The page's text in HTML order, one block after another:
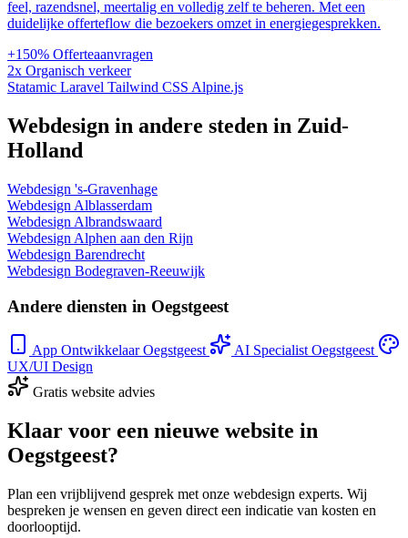
feel, razendsnel, meertalig en volledig zelf te beheren. Met een
duidelijke offerteflow die bezoekers omzet in energiegesprekken.
+150% Offerteaanvragen
2x Organisch verkeer
Statamic Laravel Tailwind CSS Alpine.js
Webdesign in andere steden in Zuid-
Holland
Webdesign 's-Gravenhage
Webdesign Alblasserdam
Webdesign Albrandswaard
Webdesign Alphen aan den Rijn
Webdesign Barendrecht
Webdesign Bodegraven-Reeuwijk
Andere diensten in Oegstgeest
App Ontwikkelaar Oegstgeest
AI Specialist Oegstgeest
UX/UI Design
Gratis website advies
Klaar voor een nieuwe website in
Oegstgeest?
Plan een vrijblijvend gesprek met onze webdesign experts. Wij
bespreken je wensen en geven direct een indicatie van kosten en
doorlooptijd.